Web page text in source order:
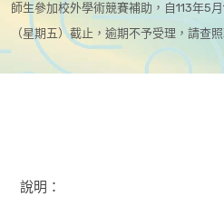
師生參加校外學術競賽補助，自113年5
（星期五）截止，逾期不予受理，請查照
說明：